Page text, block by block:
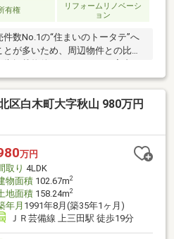
有権
リフォームリノベーシ
ョン
数No.1の“住まいのトータテ”へ
が多いため、周辺物件との比較
掲載物件のほとんどがご案内可
ひご見学ください！※2026年4月
8月外壁 屋根塗装済※落ち着いた
ポートあり ※スーパーやコンビ
分圏内 ※オール電化 ※システム
※ＩＨクッキングヒーター
区白木町大字秋山 980万円
万円
取り 4LDK
物面積102.67m2
地面積158.24m2
年月 1991年8月(築35年1ヶ月)
ＪＲ芸備線 上三田駅 徒歩19分